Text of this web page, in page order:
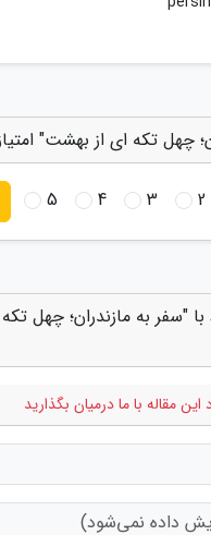
چهل تکه ای از بهشت"
2
3
4
5
"سفر به مازندران؛ چهل تکه
مقاله با ما درمیان بگذارید